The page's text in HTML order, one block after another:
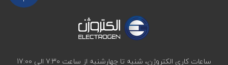
ساعات کاری الکتروژن، شنبه تا چهارشنبه از ساعت 7:30 الی 17:00